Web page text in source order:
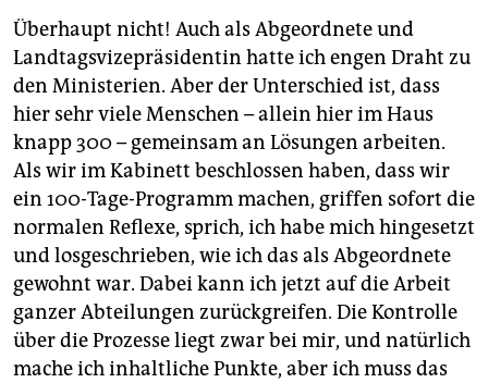
Überhaupt nicht! Auch als Abgeordnete und
Landtagsvizepräsidentin hatte ich engen Draht zu
den Ministerien. Aber der Unterschied ist, dass
hier sehr viele Menschen – allein hier im Haus
knapp 300 – gemeinsam an Lösungen arbeiten.
Als wir im Kabinett beschlossen haben, dass wir
ein 100-Tage-Programm machen, griffen sofort die
normalen Reflexe, sprich, ich habe mich hingesetzt
und losgeschrieben, wie ich das als Abgeordnete
gewohnt war. Dabei kann ich jetzt auf die Arbeit
ganzer Abteilungen zurückgreifen. Die Kontrolle
über die Prozesse liegt zwar bei mir, und natürlich
mache ich inhaltliche Punkte, aber ich muss das